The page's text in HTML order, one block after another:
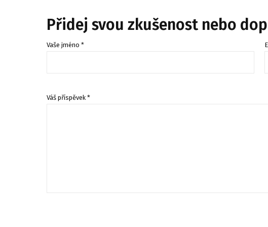
Přidej svou zkušenost nebo
Vaše jméno *
Váš příspěvek *